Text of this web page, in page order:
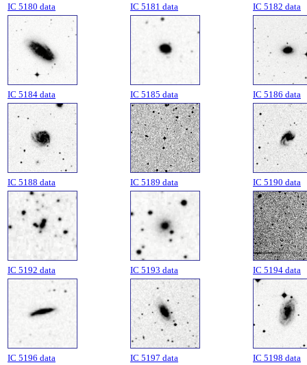
IC 5180 data IC 5181 data IC 5182 data
IC 5184 data IC 5185 data IC 5186 data
IC 5188 data IC 5189 data IC 5190 data
IC 5192 data IC 5193 data IC 5194 data
IC 5196 data IC 5197 data IC 5198 data